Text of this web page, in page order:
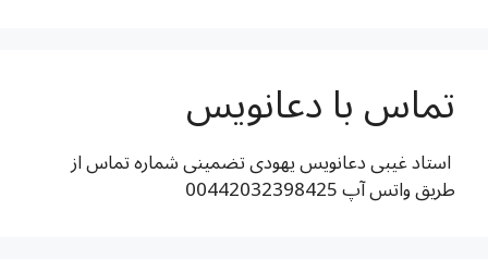
تماس با دعانویس
استاد غیبی دعانویس یهودی تضمینی شماره تماس از
طریق واتس آپ 00442032398425